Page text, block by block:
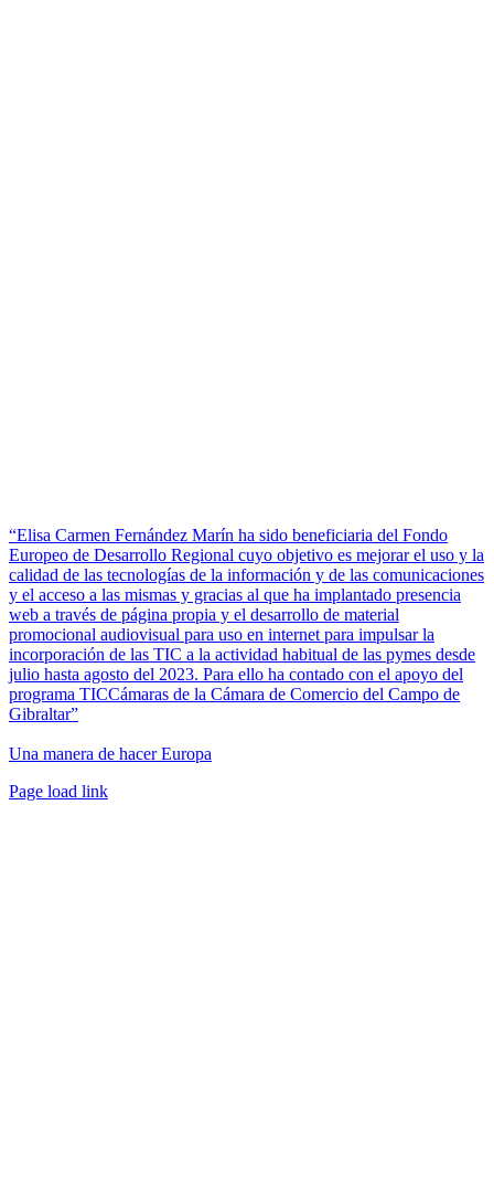
“Elisa Carmen Fernández Marín ha sido beneficiaria del Fondo
Europeo de Desarrollo Regional cuyo objetivo es mejorar el uso y la
calidad de las tecnologías de la información y de las comunicaciones
y el acceso a las mismas y gracias al que ha implantado presencia
web a través de página propia y el desarrollo de material
promocional audiovisual para uso en internet para impulsar la
incorporación de las TIC a la actividad habitual de las pymes desde
julio hasta agosto del 2023. Para ello ha contado con el apoyo del
programa TICCámaras de la Cámara de Comercio del Campo de
Gibraltar”
Una manera de hacer Europa
Facebook
Twitter
Instagram
Pinterest
Page load link